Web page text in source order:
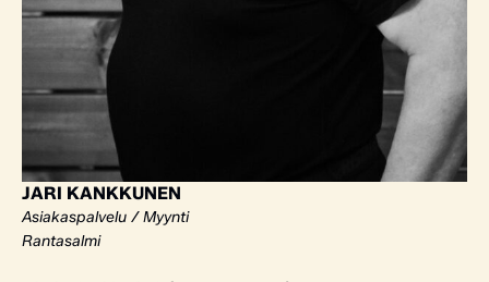
JARI KANKKUNEN
Asiakaspalvelu / Myynti
Rantasalmi